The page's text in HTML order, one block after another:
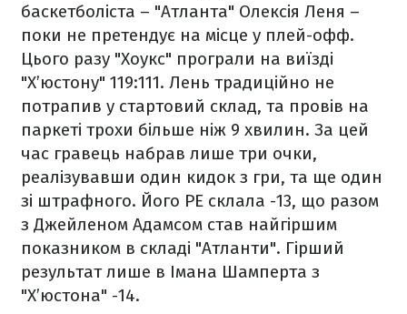
баскетболіста – "Атланта" Олексія Леня –
поки не претендує на місце у плей-офф.
Цього разу "Хоукс" програли на виїзді
"Х’юстону" 119:111. Лень традиційно не
потрапив у стартовий склад, та провів на
паркеті трохи більше ніж 9 хвилин. За цей
час гравець набрав лише три очки,
реалізувавши один кидок з гри, та ще один
зі штрафного. Його РЕ склала -13, що разом
з Джейленом Адамсом став найгіршим
показником в складі "Атланти". Гірший
результат лише в Імана Шамперта з
"Х’юстона" -14.